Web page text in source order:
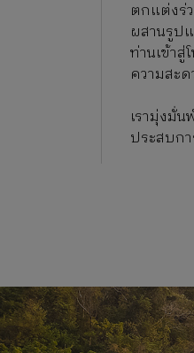
ตกแต่งร่
ผสานรูป
ท่านเข้า
ความสะ
เรามุ่งมั่
ประสบ